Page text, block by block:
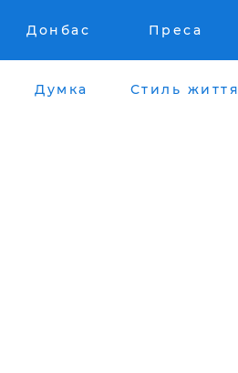
Донбас Преса
Думка Стиль життя